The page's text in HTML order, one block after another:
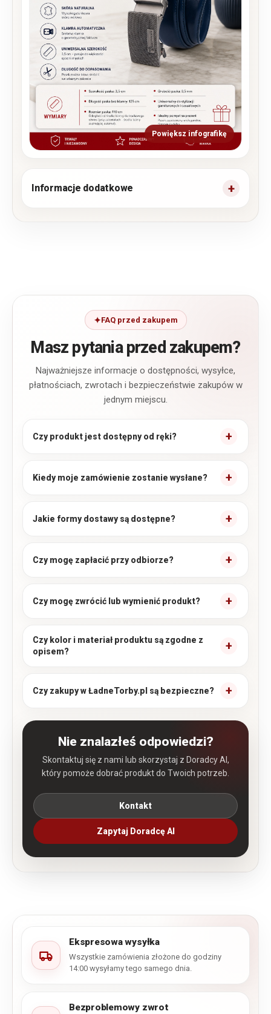
Powiększ infografikę
Informacje dodatkowe
FAQ przed zakupem
Masz pytania przed zakupem?
Najważniejsze informacje o dostępności, wysyłce,
płatnościach, zwrotach i bezpieczeństwie zakupów w
jednym miejscu.
Czy produkt jest dostępny od ręki?
Kiedy moje zamówienie zostanie wysłane?
Jakie formy dostawy są dostępne?
Czy mogę zapłacić przy odbiorze?
Czy mogę zwrócić lub wymienić produkt?
Czy kolor i materiał produktu są zgodne z
opisem?
Czy zakupy w ŁadneTorby.pl są bezpieczne?
Nie znalazłeś odpowiedzi?
Skontaktuj się z nami lub skorzystaj z Doradcy AI,
który pomoże dobrać produkt do Twoich potrzeb.
Kontakt
Zapytaj Doradcę AI
Ekspresowa wysyłka
Wszystkie zamówienia złożone do godziny
14:00 wysyłamy tego samego dnia.
Bezproblemowy zwrot